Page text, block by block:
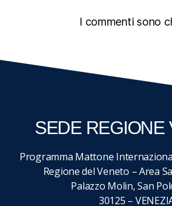
I commenti sono
SEDE REGIONE
Programma Mattone
Regione del Veneto – Area
Palazzo Molin, San
30125 –